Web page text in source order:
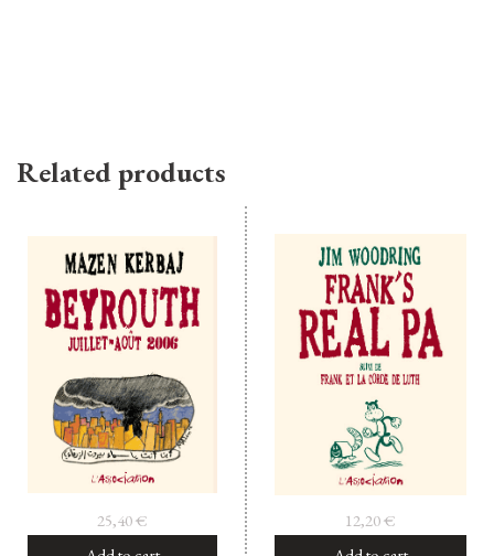
Related products
25,40€
12,20€